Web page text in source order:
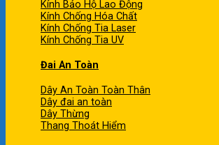
Kính Bảo Hộ Lao Động
Kính Chống Hóa Chất
Kính Chống Tia Laser
Kính Chống Tia UV
Đai An Toàn
Dây An Toàn Toàn Thân
Dây đai an toàn
Dây Thừng
Thang Thoát Hiểm